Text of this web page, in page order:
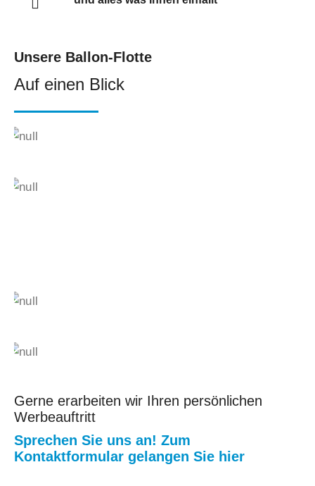
Unsere Ballon-Flotte
Auf einen Blick
Gerne erarbeiten wir Ihren persönlichen
Werbeauftritt
Sprechen Sie uns an! Zum
Kontaktformular gelangen Sie hier